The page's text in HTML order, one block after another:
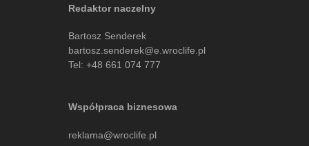
Redaktor naczelny
Bartosz Senderek
bartosz.senderek@e.wroclife.pl
Tel: +48 661 074 777
Współpraca biznesowa
reklama@wroclife.pl